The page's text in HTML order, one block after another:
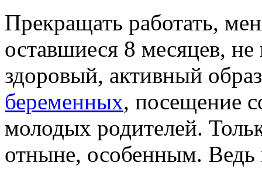
Прекращать работать,
оставшиеся 8 месяцев,
здоровый, активный
беременных, посещение
молодых родителей.
отныне, особенным. Ведь